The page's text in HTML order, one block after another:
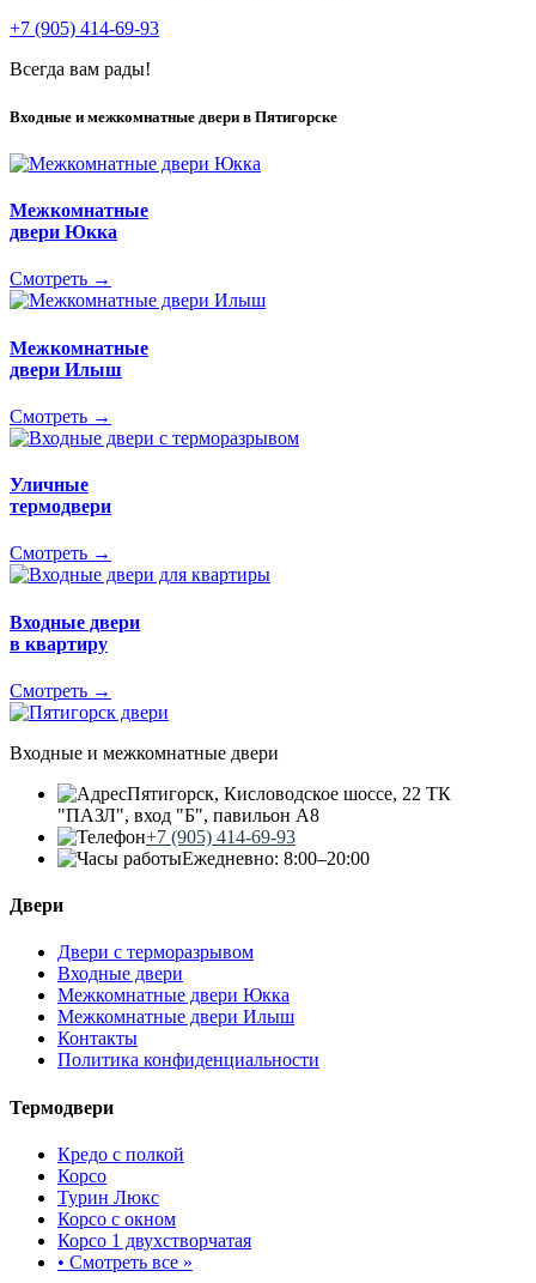
+7 (905) 414-69-93
Всегда вам рады!
Входные и межкомнатные двери в Пятигорске
Межкомнатные
двери Юкка
Смотреть →
Межкомнатные
двери Илыш
Смотреть →
Уличные
термодвери
Смотреть →
Входные двери
в квартиру
Смотреть →
Входные и межкомнатные двери
Пятигорск, Кисловодское шоссе, 22 ТК
"ПАЗЛ", вход "Б", павильон А8
+7 (905) 414-69-93
Ежедневно: 8:00–20:00
Двери
Двери с терморазрывом
Входные двери
Межкомнатные двери Юкка
Межкомнатные двери Илыш
Контакты
Политика конфиденциальности
Термодвери
Кредо с полкой
Корсо
Турин Люкс
Корсо с окном
Корсо 1 двухстворчатая
• Смотреть все »